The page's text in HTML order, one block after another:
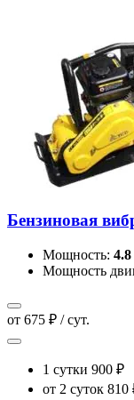
Бензиновая
Мощность:
Мощность
от 675 ₽ / сут.
1 сутки 900 ₽
от 2 суток 810